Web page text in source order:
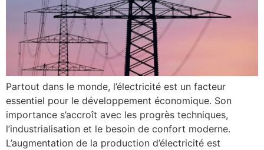
Partout dans le monde, l’électricité est un facteur
essentiel pour le développement économique. Son
importance s’accroît avec les progrès techniques,
l’industrialisation et le besoin de confort moderne.
L’augmentation de la production d’électricité est